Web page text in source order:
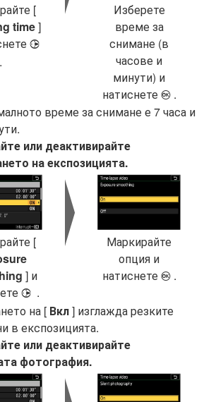
[
time]
2
.
Изберете
време за
снимане (в
часове и
минути) и
натиснете J .
време за снимане е 7 часа и
или деактивирайте
на експозицията.
[
] и
2 .
Маркирайте
опция и
натиснете J .
на [ Вкл] изглажда резките
в експозицията.
или деактивирайте
фотография.